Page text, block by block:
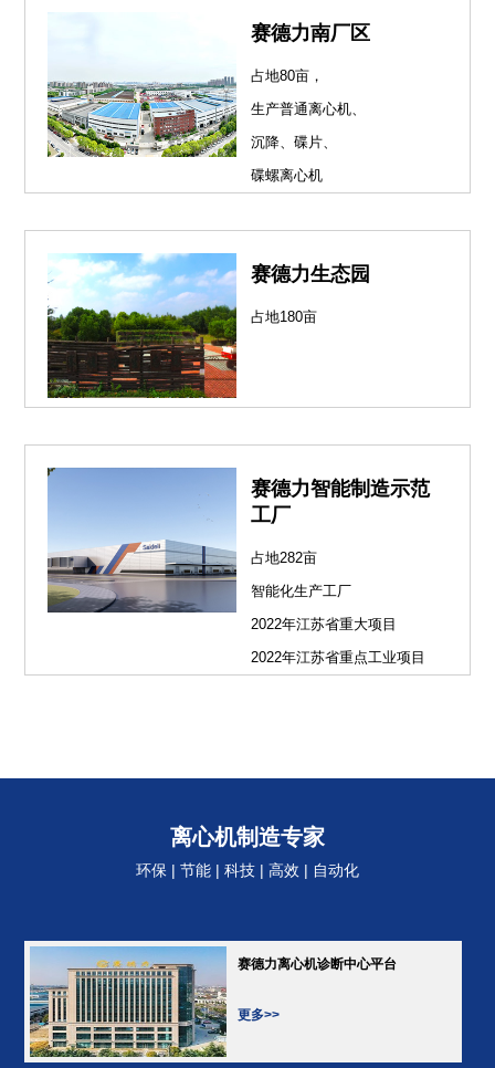
赛德力南厂区
占地80亩，
生产普通离心机、
沉降、碟片、
碟螺离心机
赛德力生态园
占地180亩
赛德力智能制造示范
工厂
占地282亩
智能化生产工厂
2022年江苏省重大项目
2022年江苏省重点工业项目
离心机制造专家
环保 | 节能 | 科技 | 高效 | 自动化
赛德力离心机诊断中心平台
更多>>